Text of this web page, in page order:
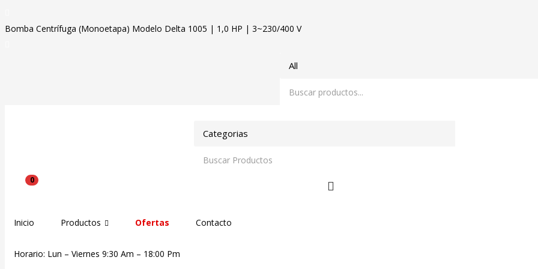
Bomba Centrífuga (Monoetapa) Modelo Delta 1005 | 1,0 HP | 3~230/400 V
0
Inicio Productos Ofertas Contacto
Horario: Lun – Viernes 9:30 Am – 18:00 Pm